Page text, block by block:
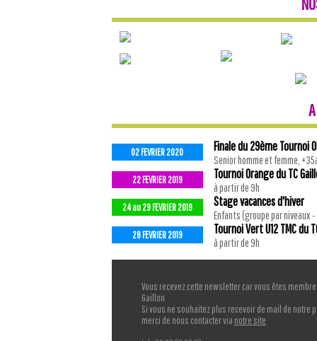
02 FEVRIER 2020 Finale du 29ème Tournoi
Senior homme et femme,
22 FEVRIER 2019 Tournoi Orange du TC
à partir de 9h
24 au 29 FEVRIER 2019 Stage vacances d'hiver
Enfants (groupe par niveaux
28 FEVRIER 2019 Tournoi Vert U12 TMC du
à partir de 9h
Vous recevez cette newsletter car vous êtes membre
Gaillon
Si vous ne souhaitez plus recevoir de mail de notre
merci de nous contacter via notre site